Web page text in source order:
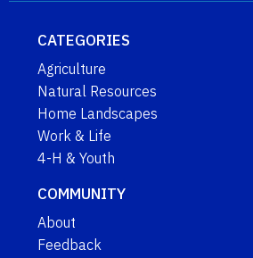
CATEGORIES
Agriculture
Natural Resources
Home Landscapes
Work & Life
4-H & Youth
COMMUNITY
About
Feedback